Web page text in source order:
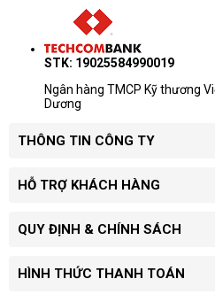
STK: 19025584990019
Ngân hàng TMCP Kỹ thương
Dương
THÔNG TIN CÔNG TY
HỖ TRỢ KHÁCH HÀNG
QUY ĐỊNH & CHÍNH SÁCH
HÌNH THỨC THANH TOÁN